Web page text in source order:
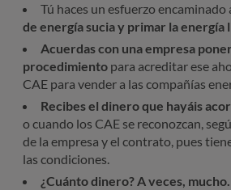
Tú haces un esfuerzo encaminado
de energía sucia y primar la energía
Acuerdas con una empresa
procedimiento para acreditar ese
CAE para vender a las compañías
Recibes el dinero que hayáis
o cuando los CAE se reconozcan,
de la empresa y el contrato, pues
las condiciones.
¿Cuánto dinero? A veces, mucho.